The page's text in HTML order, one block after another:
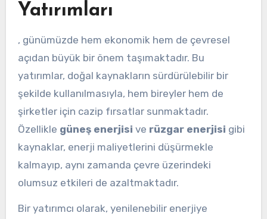
Yatırımları
, günümüzde hem ekonomik hem de çevresel
açıdan büyük bir önem taşımaktadır. Bu
yatırımlar, doğal kaynakların sürdürülebilir bir
şekilde kullanılmasıyla, hem bireyler hem de
şirketler için cazip fırsatlar sunmaktadır.
Özellikle güneş enerjisi ve rüzgar enerjisi gibi
kaynaklar, enerji maliyetlerini düşürmekle
kalmayıp, aynı zamanda çevre üzerindeki
olumsuz etkileri de azaltmaktadır.
Bir yatırımcı olarak, yenilenebilir enerjiye